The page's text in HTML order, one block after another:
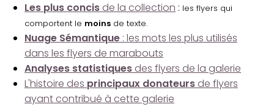
Les plus concis de la collection : les flyers qui
comportent le moins de texte.
Nuage Sémantique : les mots les plus utilisés
dans les flyers de marabouts
Analyses statistiques des flyers de la galerie
L'histoire des principaux donateurs de flyers
ayant contribué à cette galerie